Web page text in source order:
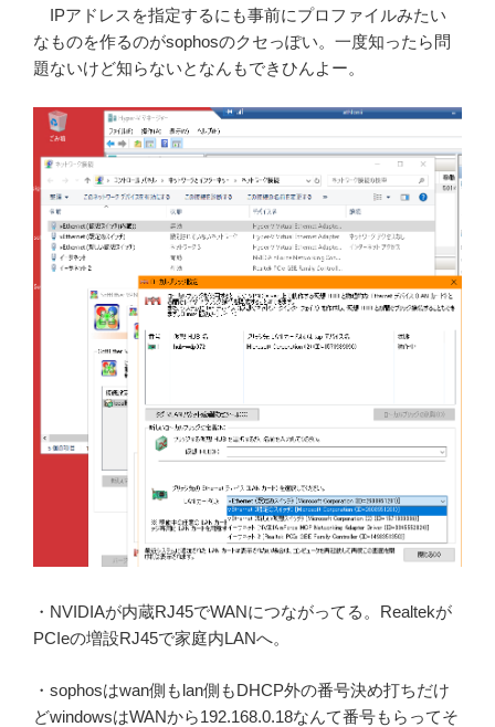
IPアドレスを指定するにも事前にプロファイルみたい
なものを作るのがsophosのクセっぽい。一度知ったら問
題ないけど知らないとなんもできひんよー。
・NVIDIAが内蔵RJ45でWANにつながってる。Realtekが
PCIeの増設RJ45で家庭内LANへ。
・sophosはwan側もlan側もDHCP外の番号決め打ちだけ
どwindowsはWANから192.168.0.18なんて番号もらってそ